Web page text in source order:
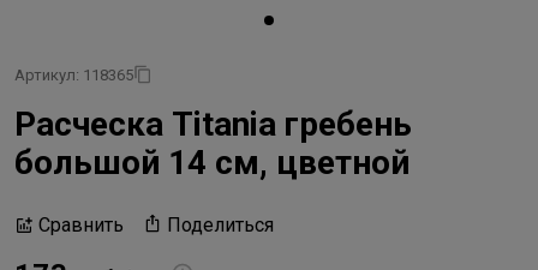
Артикул: 118365
Расческа Titania гребень
большой 14 см, цветной
Сравнить Поделиться